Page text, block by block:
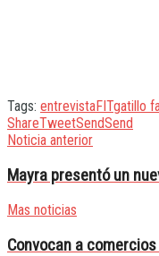
Tags: entrevistaFITgatillo
ShareTweetSendSend
Noticia anterior
Mayra presentó un
Mas noticias
Convocan a